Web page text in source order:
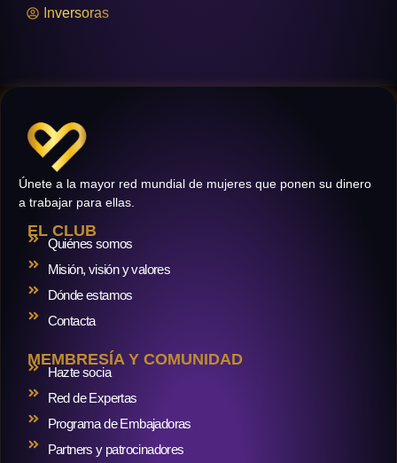
Inversoras
Únete a la mayor red mundial de mujeres que ponen su dinero
a trabajar para ellas.
EL CLUB
Quiénes somos
Misión, visión y valores
Dónde estamos
Contacta
MEMBRESÍA Y COMUNIDAD
Hazte socia
Red de Expertas
Programa de Embajadoras
Partners y patrocinadores